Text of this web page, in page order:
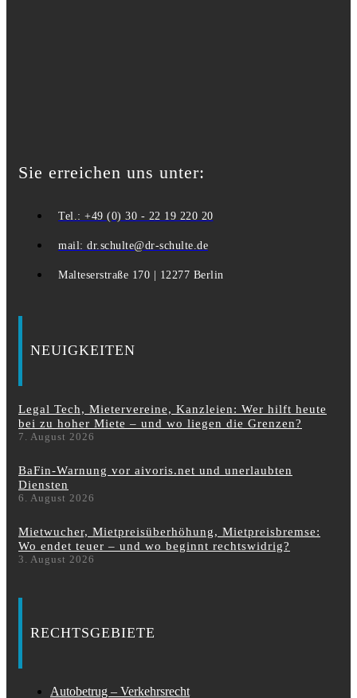
Sie erreichen uns unter:
Tel.: +49 (0) 30 - 22 19 220 20
mail: dr.schulte@dr-schulte.de
Malteserstraße 170 | 12277 Berlin
NEUIGKEITEN
Legal Tech, Mietervereine, Kanzleien: Wer hilft heute
bei zu hoher Miete – und wo liegen die Grenzen?
7. August 2026
BaFin-Warnung vor aivoris.net und unerlaubten
Diensten
6. August 2026
Mietwucher, Mietpreisüberhöhung, Mietpreisbremse:
Wo endet teuer – und wo beginnt rechtswidrig?
3. August 2026
RECHTSGEBIETE
Autobetrug – Verkehrsrecht